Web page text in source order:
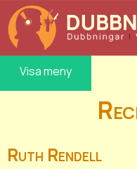
Visa meny
Ruth Rendell